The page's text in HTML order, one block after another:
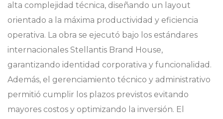
alta complejidad técnica, diseñando un layout
orientado a la máxima productividad y eficiencia
operativa. La obra se ejecutó bajo los estándares
internacionales Stellantis Brand House,
garantizando identidad corporativa y funcionalidad.
Además, el gerenciamiento técnico y administrativo
permitió cumplir los plazos previstos evitando
mayores costos y optimizando la inversión. El